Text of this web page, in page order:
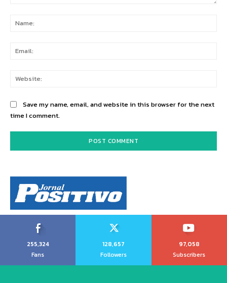
Save my name, email, and website in this browser for the next
time I comment.
255,324
Fans
128,657
Followers
97,058
Subscribers